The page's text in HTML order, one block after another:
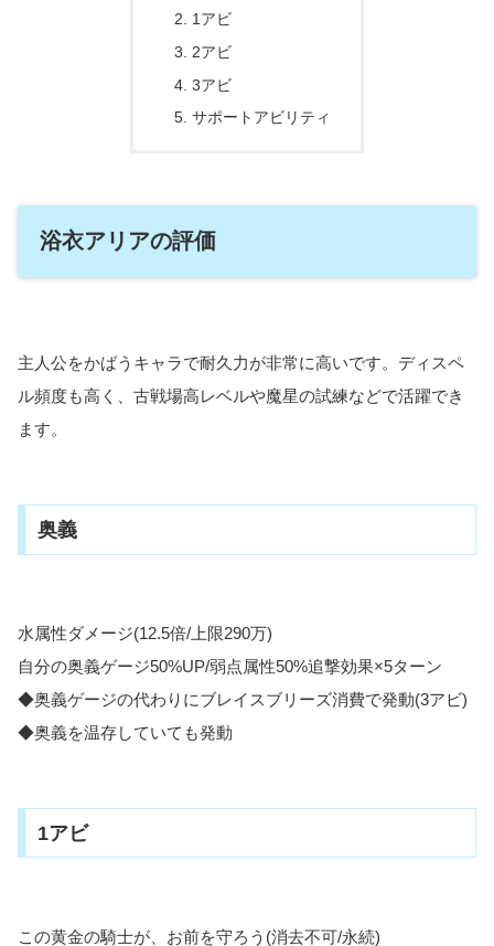
1アビ
2アビ
3アビ
サポートアビリティ
浴衣アリアの評価
主人公をかばうキャラで耐久力が非常に高いです。ディスペ
ル頻度も高く、古戦場高レベルや魔星の試練などで活躍でき
ます。
奥義
水属性ダメージ(12.5倍/上限290万)
自分の奥義ゲージ50%UP/弱点属性50%追撃効果×5ターン
◆奥義ゲージの代わりにブレイスブリーズ消費で発動(3アビ)
◆奥義を温存していても発動
1アビ
この黄金の騎士が、お前を守ろう(消去不可/永続)